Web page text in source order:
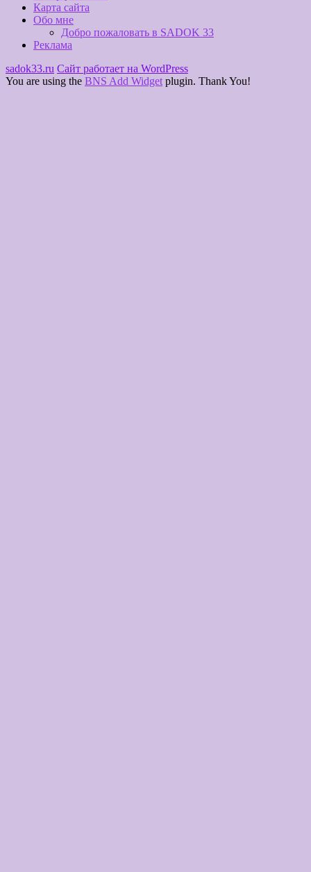
Карта сайта
Обо мне
Добро пожаловать в SADOK 33
Реклама
sadok33.ru Сайт работает на WordPress
You are using the BNS Add Widget plugin. Thank You!